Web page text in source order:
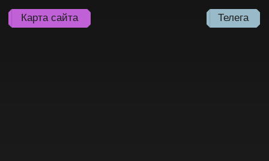
Карта сайта